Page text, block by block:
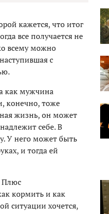
кажется, что итог
все получается не
всему можно
с
как мужчина
конечно, тоже
жизнь, он может
себе. В
У него может быть
и тогда ей
Плюс
кормить и как
ситуации хочется,